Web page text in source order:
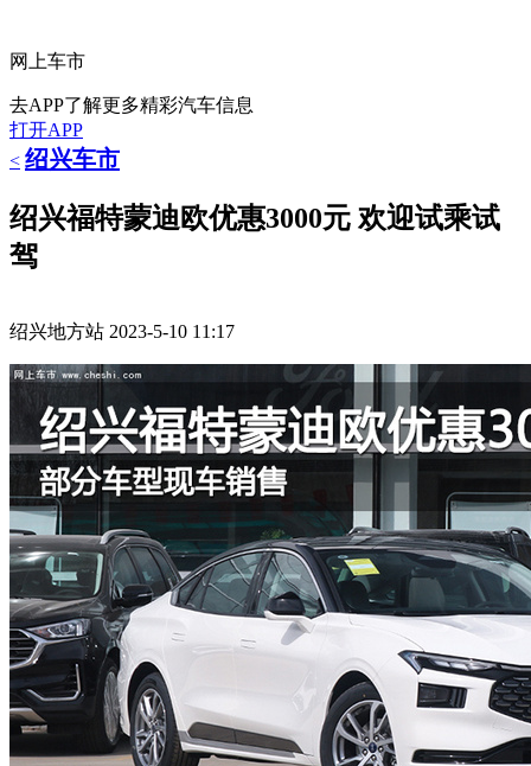
网上车市
去APP了解更多精彩汽车信息
打开APP
< 绍兴车市
绍兴福特蒙迪欧优惠3000元 欢迎试乘试
驾
绍兴地方站 2023-5-10 11:17